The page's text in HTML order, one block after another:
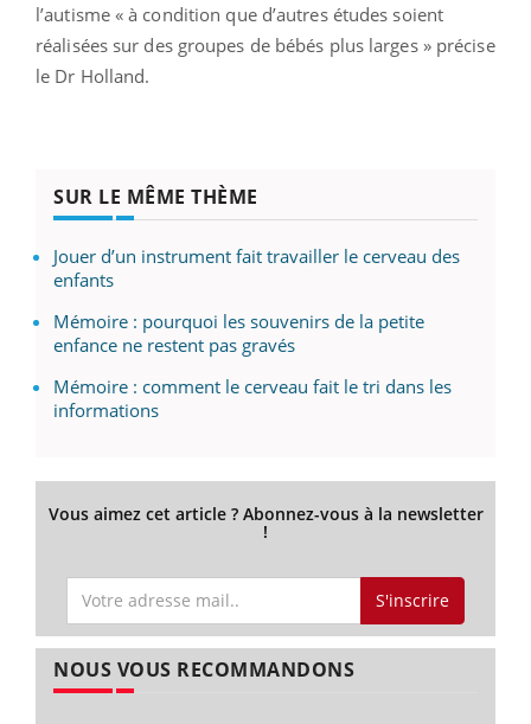
l’autisme « à condition que d’autres études soient
réalisées sur des groupes de bébés plus larges » précise
le Dr Holland.
SUR LE MÊME THÈME
Jouer d’un instrument fait travailler le cerveau des
enfants
Mémoire : pourquoi les souvenirs de la petite
enfance ne restent pas gravés
Mémoire : comment le cerveau fait le tri dans les
informations
Vous aimez cet article ? Abonnez-vous à la newsletter
!
S'inscrire
NOUS VOUS RECOMMANDONS